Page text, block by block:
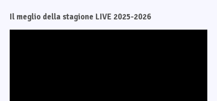
Il meglio della stagione LIVE 2025-2026